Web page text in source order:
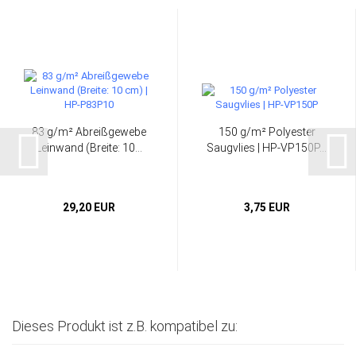
83 g/m² Abreißgewebe
Leinwand (Breite: 10...
29,20 EUR
150 g/m² Polyester
Saugvlies | HP-VP150P...
3,75 EUR
Dieses Produkt ist z.B. kompatibel zu: